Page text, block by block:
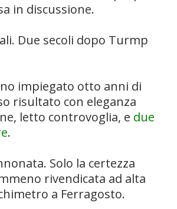
in discussione.
Due secoli dopo Turmp
impiegato otto anni di
risultato con eleganza
letto controvoglia, e due
.
Solo la certezza
rivendicata ad alta
a Ferragosto.